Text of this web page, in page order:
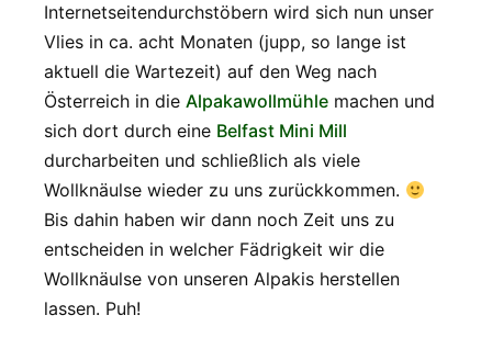
Internetseitendurchstöbern wird sich nun unser
Vlies in ca. acht Monaten (jupp, so lange ist
aktuell die Wartezeit) auf den Weg nach
Österreich in die Alpakawollmühle machen und
sich dort durch eine Belfast Mini Mill
durcharbeiten und schließlich als viele
Wollknäulse wieder zu uns zurückkommen.
Bis dahin haben wir dann noch Zeit uns zu
entscheiden in welcher Fädrigkeit wir die
Wollknäulse von unseren Alpakis herstellen
lassen. Puh!